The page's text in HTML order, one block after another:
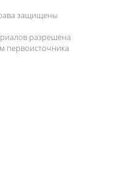
защищены
разрешена
первоисточника